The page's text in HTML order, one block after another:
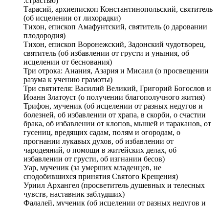
Тарасий, архиепископ Константинопольский, святитель
(об исцелении от лихорадки)
Тихон, епископ Амафунтский, святитель (о даровании
плодородия)
Тихон, епископ Воронежский, Задонский чудотворец,
святитель (об избавлении от грусти и уныния, об
исцелении от беснования)
Три отрока: Анания, Азария и Мисаил (о просвещении
разума к учению грамоты)
Три святителя: Василий Великий, Григорий Богослов и
Иоанн Златоуст (о получении благополучного жития)
Трифон, мученик (об исцелении от разных недугов и
болезней, об избавлении от храпа, в скорби, о счастии
брака, об избавлении от клопов, мышей и тараканов, от
гусениц, вредящих садам, полям и огородам, о
прогнании лукавых духов, об избавлении от
чародеяний, о помощи в житейских делах, об
избавлении от грусти, об изгнании бесов)
Уар, мученик (за умерших младенцев, не
сподобившихся принятия Святого Крещения)
Уриил Архангел (просветитель душевных и телесных
чувств, наставник заблудших)
Фалалей, мученик (об исцелении от разных недугов и